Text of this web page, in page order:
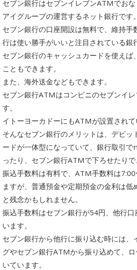
セブン銀行はセブンイレブンATMでお
アイグループの運営するネット銀行です。
セブン銀行の口座開設は無料で、維持手
行は使い勝手がいいと注目されている銀
セブン銀行のキャッシュカードを使えば
こともできます。
また、海外送金などもできます。
セブン銀行ATMはコンビニのセブンイ
す。
イトーヨーカドーにもATMが設置されて
そんなセブン銀行のメリットは、デビッ
ードが一体型になっていて、銀行取引で
ったり、セブン銀行ATMで下ろせたりで
振込手数料は有料で、ATM手数料は
ますが、普通預金や定期預金の金利は低
と残念かもしれません。
振込手数料はセブン銀行が54円、他行
います。
セブン銀行から他行に振り込む時には、
グやセブン銀行ATMから振り込めて、
いています。